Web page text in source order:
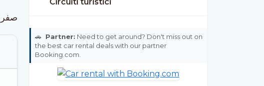
صفر 1448 & ربيع الأول 1448
🚗 Partner: Need to get around? Don't miss out on
the best car rental deals with our partner
Booking.com.